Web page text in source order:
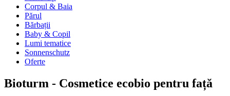
Corpul & Baia
Părul
Bărbații
Baby & Copil
Lumi tematice
Sonnenschutz
Oferte
Bioturm - Cosmetice ecobio pentru față